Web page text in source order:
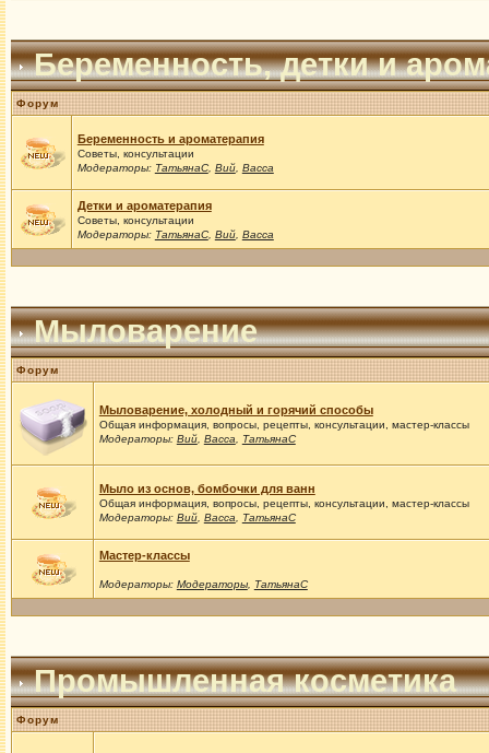
Беременность, детки и
Форум
Беременность и ароматерапия
Советы, консультации
Модераторы: ТатьянаС, Вий, Васса
Детки и ароматерапия
Советы, консультации
Модераторы: ТатьянаС, Вий, Васса
Мыловарение
Форум
Мыловарение, холодный и горячий способы
Общая информация, вопросы, рецепты, консультации, мастер-классы
Модераторы: Вий, Васса ТатьянаС
Мыло из основ, бомбочки для ванн
Общая информация, вопросы, рецепты, консультации, мастер-классы
Модераторы: Вий, Васса ТатьянаС
Мастер-классы
Модераторы: Модераторы, ТатьянаС
Промышленная косметика
Форум